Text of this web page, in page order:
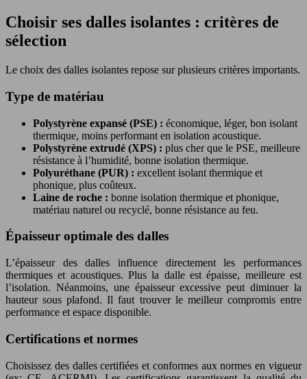
Choisir ses dalles isolantes : critères de
sélection
Le choix des dalles isolantes repose sur plusieurs critères importants.
Type de matériau
Polystyrène expansé (PSE) : économique, léger, bon isolant
thermique, moins performant en isolation acoustique.
Polystyrène extrudé (XPS) : plus cher que le PSE, meilleure
résistance à l’humidité, bonne isolation thermique.
Polyuréthane (PUR) : excellent isolant thermique et
phonique, plus coûteux.
Laine de roche : bonne isolation thermique et phonique,
matériau naturel ou recyclé, bonne résistance au feu.
Épaisseur optimale des dalles
L’épaisseur des dalles influence directement les performances
thermiques et acoustiques. Plus la dalle est épaisse, meilleure est
l’isolation. Néanmoins, une épaisseur excessive peut diminuer la
hauteur sous plafond. Il faut trouver le meilleur compromis entre
performance et espace disponible.
Certifications et normes
Choisissez des dalles certifiées et conformes aux normes en vigueur